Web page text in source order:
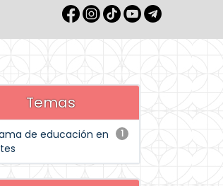
Temas
1
de educación en